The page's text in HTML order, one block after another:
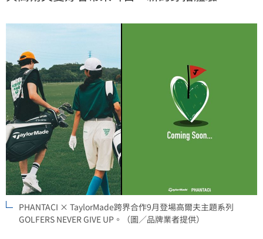
PHANTACI × TaylorMade跨界合作9月登場高爾夫主題系列
GOLFERS NEVER GIVE UP。（圖／品牌業者提供）